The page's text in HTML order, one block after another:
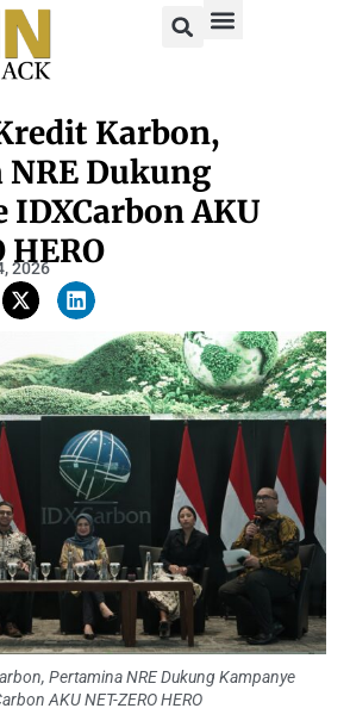
Karbon,
Dukung
IDXCarbon AKU
HERO
2026
Pertamina NRE Dukung Kampanye
AKU NET-ZERO HERO